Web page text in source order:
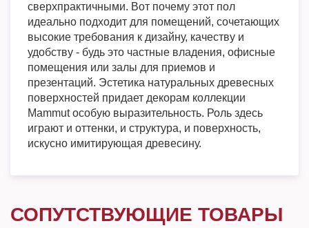
сверхпрактичными. Вот почему этот пол
идеально подходит для помещений, сочетающих
высокие требования к дизайну, качеству и
удобству - будь это частные владения, офисные
помещения или залы для приемов и
презентаций. Эстетика натуральных древесных
поверхностей придает декорам коллекции
Mammut особую выразительность. Роль здесь
играют и оттенки, и структура, и поверхность,
искусно имитирующая древесину.
СОПУТСТВУЮЩИЕ ТОВАРЫ